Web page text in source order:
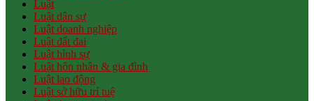
Luật
Luật dân sự
Luật doanh nghiệp
Luật đất đai
Luật hình sự
Luật hôn nhân & gia đình
Luật lao động
Luật sở hữu trí tuệ